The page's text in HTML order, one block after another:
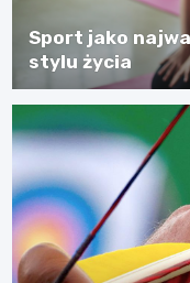
Sport jako
stylu życia